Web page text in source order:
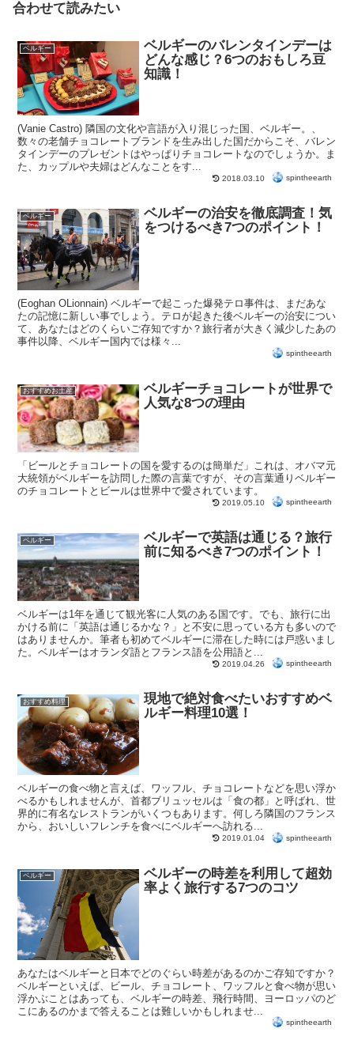
合わせて読みたい
ベルギー
ベルギーのバレンタインデーは
どんな感じ？6つのおもしろ豆
知識！
(Vanie Castro) 隣国の文化や言語が入り混じった国、ベルギー。、
数々の老舗チョコレートブランドを生み出した国だからこそ、バレン
タインデーのプレゼントはやっぱりチョコレートなのでしょうか。ま
た、カップルや夫婦はどんなことをす...
2018.03.10 spintheearth
ベルギー
ベルギーの治安を徹底調査！気
をつけるべき7つのポイント！
(Eoghan OLionnain) ベルギーで起こった爆発テロ事件は、まだあな
たの記憶に新しい事でしょう。テロが起きた後ベルギーの治安につい
て、あなたはどのくらいご存知ですか？旅行者が大きく減少したあの
事件以降、ベルギー国内では様々...
spintheearth
おすすめお土産
ベルギーチョコレートが世界で
人気な8つの理由
「ビールとチョコレートの国を愛するのは簡単だ」これは、オバマ元
大統領がベルギーを訪問した際の言葉ですが、その言葉通りベルギー
のチョコレートとビールは世界中で愛されています。
2019.05.10 spintheearth
ベルギー
ベルギーで英語は通じる？旅行
前に知るべき7つのポイント！
ベルギーは1年を通じて観光客に人気のある国です。でも、旅行に出
かける前に「英語は通じるかな？」と不安に思っている方も多いので
はありませんか。筆者も初めてベルギーに滞在した時には戸惑いまし
た。ベルギーはオランダ語とフランス語を公用語と...
2019.04.26 spintheearth
おすすめ料理
現地で絶対食べたいおすすめベ
ルギー料理10選！
ベルギーの食べ物と言えば、ワッフル、チョコレートなどを思い浮か
べるかもしれませんが、首都ブリュッセルは「食の都」と呼ばれ、世
界的に有名なレストランがいくつもあります。何しろ隣国のフランス
から、おいしいフレンチを食べにベルギーへ訪れる...
2019.01.04 spintheearth
ベルギー
ベルギーの時差を利用して超効
率よく旅行する7つのコツ
あなたはベルギーと日本でどのぐらい時差があるのかご存知ですか？
ベルギーといえば、ビール、チョコレート、ワッフルと食べ物が思い
浮かぶことはあっても、ベルギーの時差、飛行時間、ヨーロッパのど
こにあるのかまで答えることは難しいかもしれませ...
spintheearth